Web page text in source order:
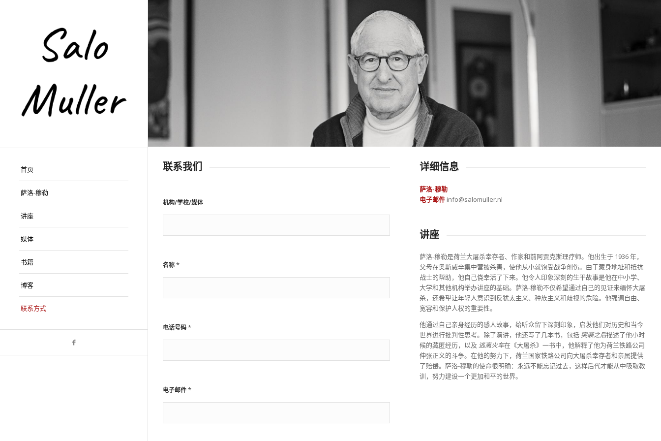
首页
萨洛-穆勒
讲座
媒体
书籍
博客
联系方式
联系我们
机构/学校/媒体
名称*
电话号码*
话
号
电子邮件*
详细信息
萨洛-穆勒
电子邮件 info@salomuller.nl
讲座
萨洛-穆勒是荷兰大屠杀幸存者、作家和前阿贾克斯理疗师。他出生于 1936 年，
父母在奥斯威辛集中营被杀害，使他从小就饱受战争创伤。由于藏身地址和抵抗
战士的帮助，他自己侥幸活了下来。他令人印象深刻的生平故事是他在中小学、
大学和其他机构举办讲座的基础。萨洛-穆勒不仅希望通过自己的见证来缅怀大屠
杀，还希望让年轻人意识到反犹太主义、种族主义和歧视的危险。他强调自由、
宽容和保护人权的重要性。
他通过自己亲身经历的感人故事，给听众留下深刻印象，启发他们对历史和当今
世界进行批判性思考。除了演讲，他还写了几本书，包括 突袭之后描述了他小时
候的藏匿经历，以及 逃离火车在《大屠杀》一书中，他解释了他为荷兰铁路公司
伸张正义的斗争。在他的努力下，荷兰国家铁路公司向大屠杀幸存者和亲属提供
了赔偿。萨洛-穆勒的使命很明确：永远不能忘记过去，这样后代才能从中吸取教
训，努力建设一个更加和平的世界。